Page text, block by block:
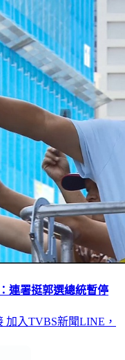
連署挺郭選總統暫停
加入TVBS新聞LINE，